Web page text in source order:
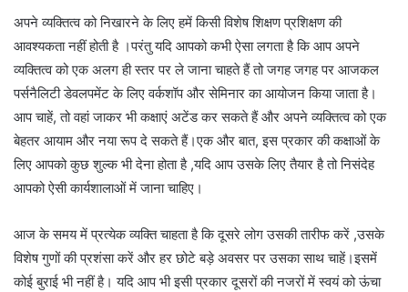
अपने व्यक्तित्व को निखारने के लिए हमें किसी विशेष शिक्षण प्रशिक्षण की
आवश्यकता नहीं होती है ।परंतु यदि आपको कभी ऐसा लगता है कि आप अपने
व्यक्तित्व को एक अलग ही स्तर पर ले जाना चाहते हैं तो जगह जगह पर आजकल
पर्सनैलिटी डेवलपमेंट के लिए वर्कशॉप और सेमिनार का आयोजन किया जाता है।
आप चाहें, तो वहां जाकर भी कक्षाएं अटेंड कर सकते हैं और अपने व्यक्तित्व को एक
बेहतर आयाम और नया रूप दे सकते हैं।एक और बात, इस प्रकार की कक्षाओं के
लिए आपको कुछ शुल्क भी देना होता है ,यदि आप उसके लिए तैयार है तो निसंदेह
आपको ऐसी कार्यशालाओं में जाना चाहिए।
आज के समय में प्रत्येक व्यक्ति चाहता है कि दूसरे लोग उसकी तारीफ करें ,उसके
विशेष गुणों की प्रशंसा करें और हर छोटे बड़े अवसर पर उसका साथ चाहें।इसमें
कोई बुराई भी नहीं है। यदि आप भी इसी प्रकार दूसरों की नजरों में स्वयं को ऊंचा